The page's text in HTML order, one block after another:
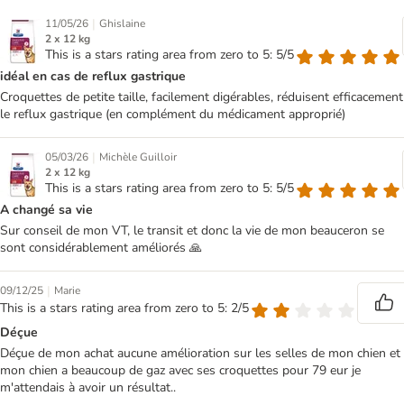
11/05/26 | Ghislaine
2 x 12 kg
This is a stars rating area from zero to 5: 5/5
idéal en cas de reflux gastrique
Croquettes de petite taille, facilement digérables, réduisent efficacement
le reflux gastrique (en complément du médicament approprié)
05/03/26 | Michèle Guilloir
2 x 12 kg
This is a stars rating area from zero to 5: 5/5
A changé sa vie
Sur conseil de mon VT, le transit et donc la vie de mon beauceron se
sont considérablement améliorés 🙏
09/12/25 | Marie
This is a stars rating area from zero to 5: 2/5
Déçue
Déçue de mon achat aucune amélioration sur les selles de mon chien et
mon chien a beaucoup de gaz avec ses croquettes pour 79 eur je
m'attendais à avoir un résultat..